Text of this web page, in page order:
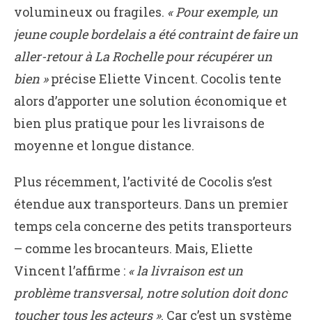
volumineux ou fragiles. « Pour exemple, un
jeune couple bordelais a été contraint de faire un
aller-retour à La Rochelle pour récupérer un
bien »précise Eliette Vincent. Cocolis tente
alors d’apporter une solution économique et
bien plus pratique pour les livraisons de
moyenne et longue distance.
Plus récemment, l’activité de Cocolis s’est
étendue aux transporteurs. Dans un premier
temps cela concerne des petits transporteurs
– comme les brocanteurs. Mais, Eliette
Vincent l’affirme : « la livraison est un
problème transversal, notre solution doit donc
toucher tous les acteurs ». Car c’est un système